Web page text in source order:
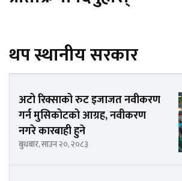
थप स्थानीय सरकार
अटो रिक्साको रुट इजाजत नवीकरण
गर्न मुसिकोटको आग्रह, नवीकरण
नगरे कारबाही हुने
बुधबार, साउन २०, २०८३